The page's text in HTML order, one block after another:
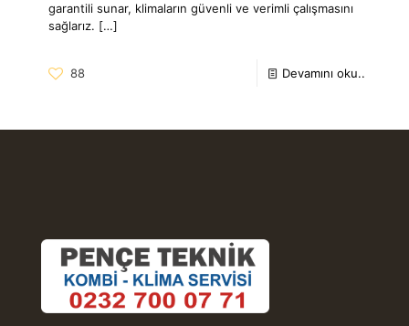
garantili sunar, klimaların güvenli ve verimli çalışmasını
sağlarız. […]
88 Devamını oku..